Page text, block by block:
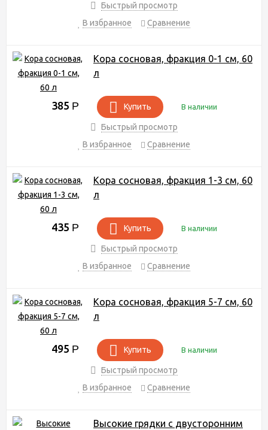
Быстрый просмотр
В избранное
Сравнение
Кора сосновая, фракция 0-1 см, 60
л
385 Р Купить В наличии
Быстрый просмотр
В избранное
Сравнение
Кора сосновая, фракция 1-3 см, 60
л
435 Р Купить В наличии
Быстрый просмотр
В избранное
Сравнение
Кора сосновая, фракция 5-7 см, 60
л
495 Р Купить В наличии
Быстрый просмотр
В избранное
Сравнение
Высокие грядки с двусторонним